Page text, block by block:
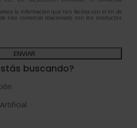
la información que nos facilita con el fin de
tipo comercial relacionado con los productos
que fueran de su interés.
del interesado.
nuestra Política de Privacidad.
(vía telefónica y/o email):
buscando?